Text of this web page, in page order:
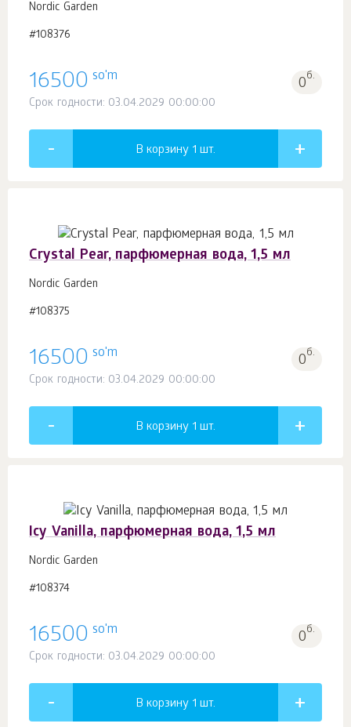
Nordic Garden
#108376
16500 so'm 0б.
Срок годности: 03.04.2029 00:00:00
В корзину 1 шт.
Crystal Pear, парфюмерная вода, 1,5 мл
Nordic Garden
#108375
16500 so'm 0б.
Срок годности: 03.04.2029 00:00:00
В корзину 1 шт.
Icy Vanilla, парфюмерная вода, 1,5 мл
Nordic Garden
#108374
16500 so'm 0б.
Срок годности: 03.04.2029 00:00:00
В корзину 1 шт.